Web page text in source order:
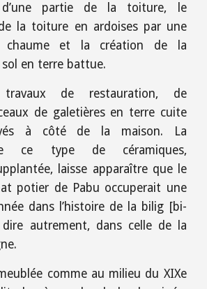
d’une partie de la toiture, le
la toiture en ardoises par une
chaume et la création de la
en terre battue.
de restauration, de
de galetières en terre cuite
à côté de la maison. La
ce type de céramiques,
laisse apparaître que le
potier de Pabu occuperait une
dans l’histoire de la bilig [bi-
autrement, dans celle de la
comme au milieu du XIXe